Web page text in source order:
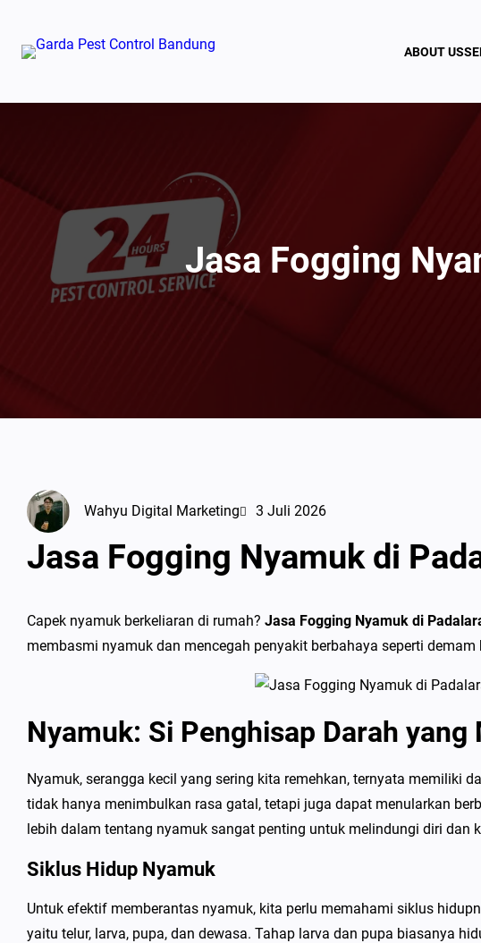
konten
ABOUT US
Jasa Fogging
Wahyu Digital Marketing 3 Juli 2026
Jasa Fogging Nyamuk di
Capek nyamuk berkeliaran di rumah? Jasa Fogging Nyamuk di
membasmi nyamuk dan mencegah penyakit berbahaya seperti demam
Nyamuk: Si Penghisap Darah
Nyamuk, serangga kecil yang sering kita remehkan, ternyata memiliki
tidak hanya menimbulkan rasa gatal, tetapi juga dapat menularkan
lebih dalam tentang nyamuk sangat penting untuk melindungi diri dan
Siklus Hidup Nyamuk
Untuk efektif memberantas nyamuk, kita perlu memahami siklus
yaitu telur, larva, pupa, dan dewasa. Tahap larva dan pupa biasanya